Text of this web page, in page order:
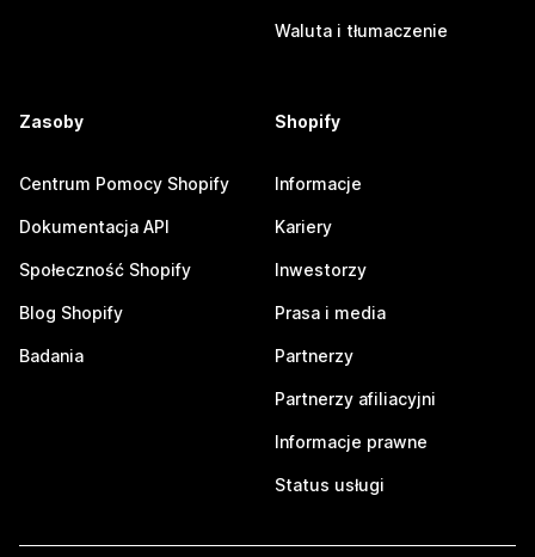
Waluta i tłumaczenie
Zasoby
Centrum Pomocy Shopify
Dokumentacja API
Społeczność Shopify
Blog Shopify
Badania
Shopify
Informacje
Kariery
Inwestorzy
Prasa i media
Partnerzy
Partnerzy afiliacyjni
Informacje prawne
Status usługi